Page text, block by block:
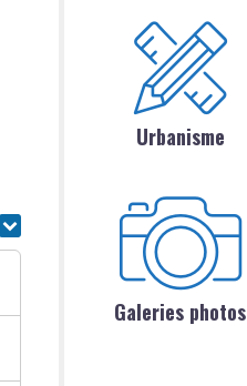
Urbanisme
Galeries photos